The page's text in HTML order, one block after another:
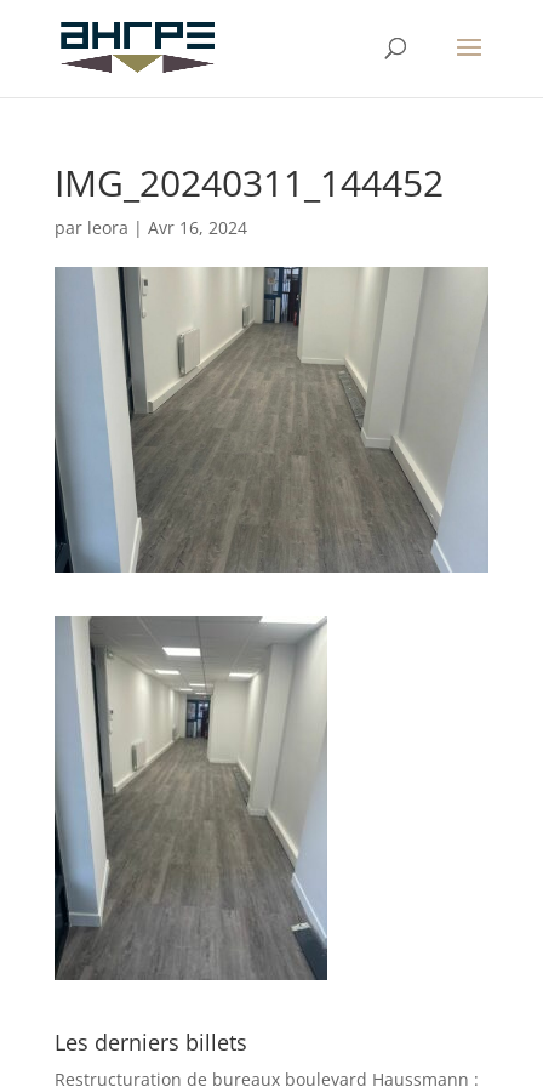
IMG_20240311_144452
par leora | Avr 16, 2024
Les derniers billets
Restructuration de bureaux boulevard Haussmann :